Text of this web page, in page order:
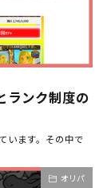
ランク制度の
います。その中で
オリパ